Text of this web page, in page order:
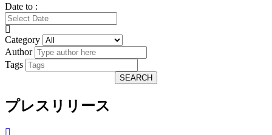
Date to :
Category
Author
Tags
SEARCH
プレスリリース